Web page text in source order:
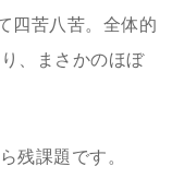
四苦八苦。全体的
、まさかのほぼ
残課題です。